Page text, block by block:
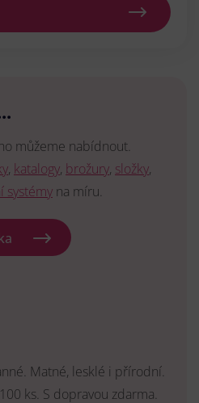
můžeme nabídnout.
, katalogy, brožury, složky,
systémy na míru.
Matné, lesklé i přírodní.
ks. S dopravou zdarma.